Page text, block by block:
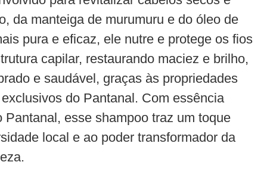
da manteiga de murumuru e do óleo de
pura e eficaz, ele nutre e protege os fios
capilar, restaurando maciez e brilho,
e saudável, graças às propriedades
do Pantanal. Com essência
esse shampoo traz um toque
local e ao poder transformador da